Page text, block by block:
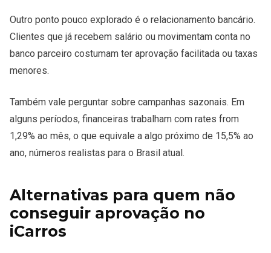
Outro ponto pouco explorado é o relacionamento bancário.
Clientes que já recebem salário ou movimentam conta no
banco parceiro costumam ter aprovação facilitada ou taxas
menores.
Também vale perguntar sobre campanhas sazonais. Em
alguns períodos, financeiras trabalham com rates from
1,29% ao mês, o que equivale a algo próximo de 15,5% ao
ano, números realistas para o Brasil atual.
Alternativas para quem não
conseguir aprovação no
iCarros